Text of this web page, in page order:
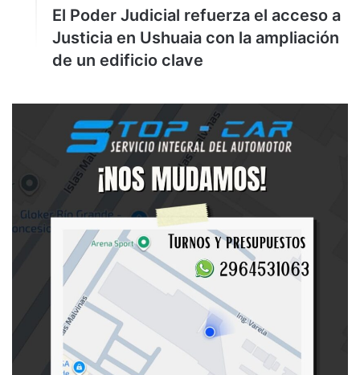
El Poder Judicial refuerza el acceso a
Justicia en Ushuaia con la ampliación
de un edificio clave